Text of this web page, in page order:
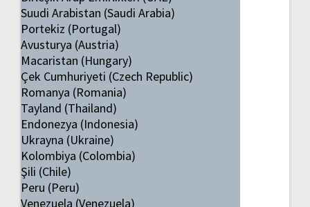
Suudi Arabistan (Saudi Arabia)
Portekiz (Portugal)
Avusturya (Austria)
Macaristan (Hungary)
Çek Cumhuriyeti (Czech Republic)
Romanya (Romania)
Tayland (Thailand)
Endonezya (Indonesia)
Ukrayna (Ukraine)
Kolombiya (Colombia)
Şili (Chile)
Peru (Peru)
Venezuela (Venezuela)